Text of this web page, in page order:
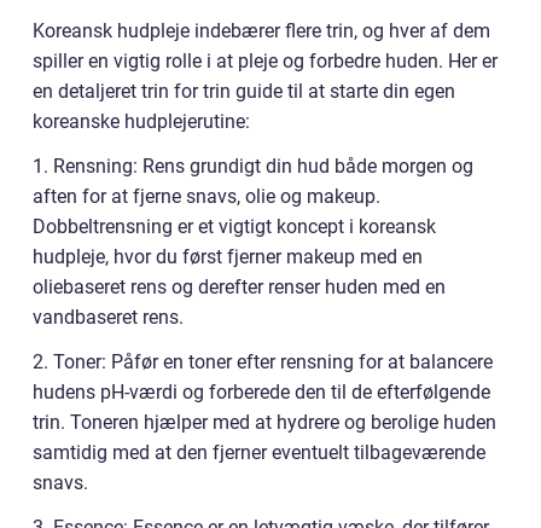
Koreansk hudpleje indebærer flere trin, og hver af dem
spiller en vigtig rolle i at pleje og forbedre huden. Her er
en detaljeret trin for trin guide til at starte din egen
koreanske hudplejerutine:
1. Rensning: Rens grundigt din hud både morgen og
aften for at fjerne snavs, olie og makeup.
Dobbeltrensning er et vigtigt koncept i koreansk
hudpleje, hvor du først fjerner makeup med en
oliebaseret rens og derefter renser huden med en
vandbaseret rens.
2. Toner: Påfør en toner efter rensning for at balancere
hudens pH-værdi og forberede den til de efterfølgende
trin. Toneren hjælper med at hydrere og berolige huden
samtidig med at den fjerner eventuelt tilbageværende
snavs.